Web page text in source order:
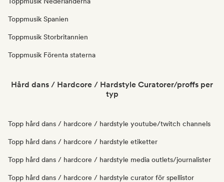
Toppmusik Spanien
Toppmusik Storbritannien
Toppmusik Förenta staterna
Hård dans / Hardcore / Hardstyle Curatorer/proffs per
typ
Topp hård dans / hardcore / hardstyle youtube/twitch channels
Topp hård dans / hardcore / hardstyle etiketter
Topp hård dans / hardcore / hardstyle media outlets/journalister
Topp hård dans / hardcore / hardstyle curator för spellistor